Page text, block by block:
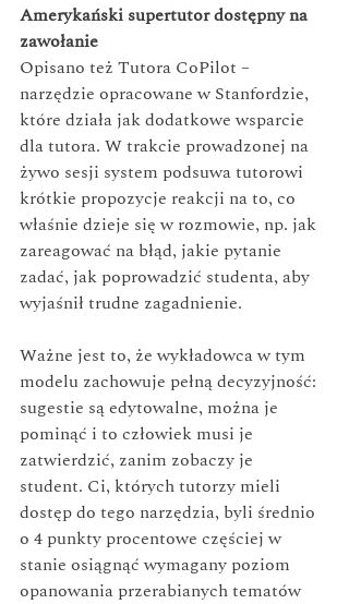
Amerykański supertutor dostępny na
zawołanie
Opisano też Tutora CoPilot –
narzędzie opracowane w Stanfordzie,
które działa jak dodatkowe wsparcie
dla tutora. W trakcie prowadzonej na
żywo sesji system podsuwa tutorowi
krótkie propozycje reakcji na to, co
właśnie dzieje się w rozmowie, np. jak
zareagować na błąd, jakie pytanie
zadać, jak poprowadzić studenta, aby
wyjaśnił trudne zagadnienie.
Ważne jest to, że wykładowca w tym
modelu zachowuje pełną decyzyjność:
sugestie są edytowalne, można je
pominąć i to człowiek musi je
zatwierdzić, zanim zobaczy je
student. Ci, których tutorzy mieli
dostęp do tego narzędzia, byli średnio
o 4 punkty procentowe częściej w
stanie osiągnąć wymagany poziom
opanowania przerabianych tematów